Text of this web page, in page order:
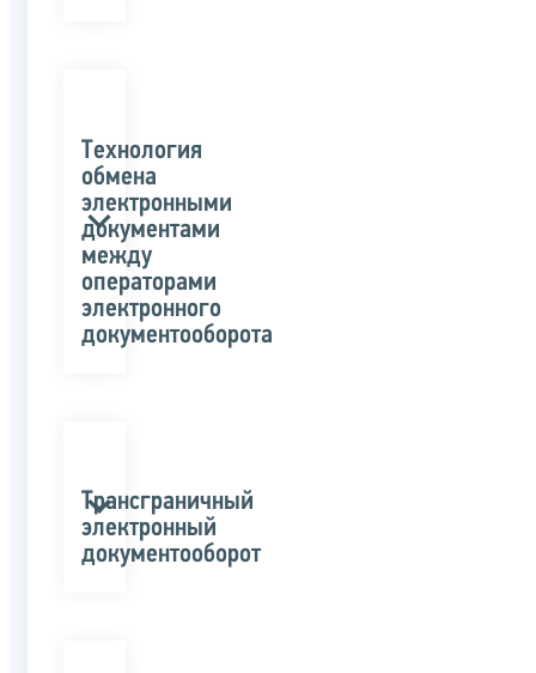
Технология
обмена
электронными
документами
между
операторами
электронного
документооборота
Трансграничный
электронный
документооборот